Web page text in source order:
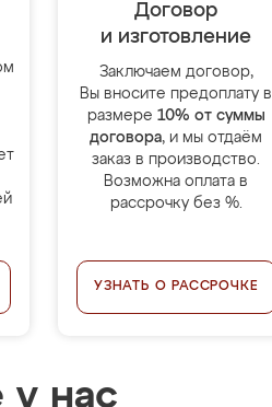
Договор
и изготовление
Заключаем договор,
Вы вносите предоплату в
размере 10% от суммы
договора, и мы отдаём
заказ в производство.
Возможна оплата в
рассрочку без %.
УЗНАТЬ О РАССРОЧКЕ
у нас